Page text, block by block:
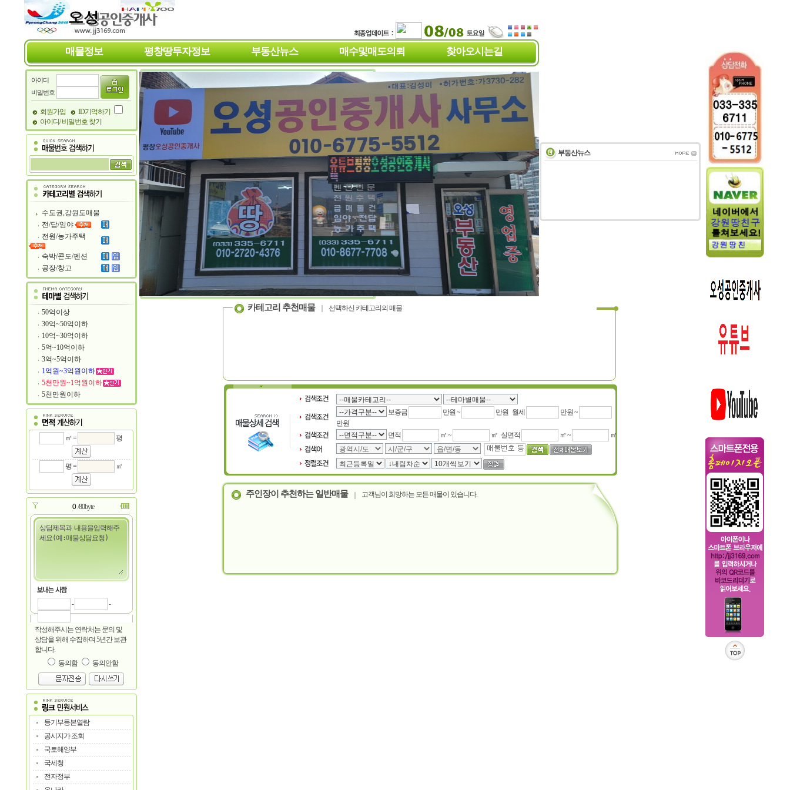
매물정보 평창땅투자정보 부동산뉴스 매수및매도의뢰 찾아오시는길
아이디
비밀번호
회원가입
ID기억하기
아이디/ 비밀번호 찾기
수도권,강원도매물
전/답/임야
전원/농가주택
숙박/콘도/펜션
공장/창고
50억이상
30억~50억이하
10억~30억이하
5억~10억이하
3억~5억이하
1억원~3억원이하
5천만원~1억원이하
5천만원이하
㎡ = 평
평 = ㎡
/80byte
- -
작성해주시는 연락처는 문의 및
상담을 위해 수집하며 5년간 보관
합니다.
동의함
동의안함
등기부등본열람
공시지가 조회
국토해양부
국세청
전자정부
카테고리 추천매물 선택하신 카테고리의 매물
보증금 만원 ~ 만원 월세
만원 ~
만원
면적
㎡ ~ ㎡ 실면적 ㎡ ~ ㎡
주인장이 추천하는 일반매물 고객님이 희망하는 모든 매물이 있습니다.